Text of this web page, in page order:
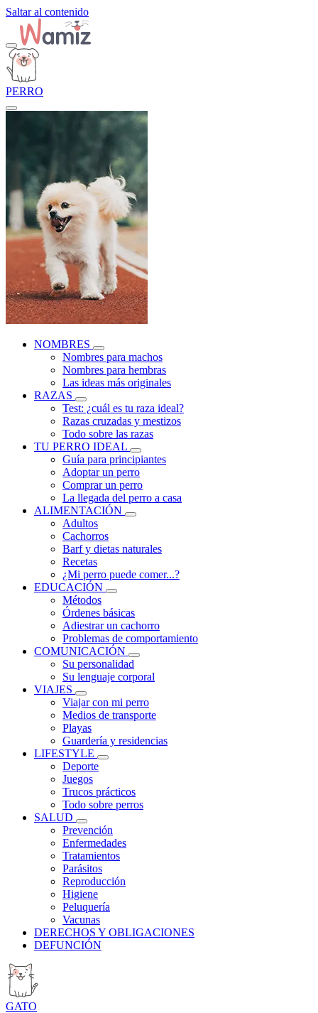
Saltar al contenido
PERRO
NOMBRES
Nombres para machos
Nombres para hembras
Las ideas más originales
RAZAS
Test: ¿cuál es tu raza ideal?
Razas cruzadas y mestizos
Todo sobre las razas
TU PERRO IDEAL
Guía para principiantes
Adoptar un perro
Comprar un perro
La llegada del perro a casa
ALIMENTACIÓN
Adultos
Cachorros
Barf y dietas naturales
Recetas
¿Mi perro puede comer...?
EDUCACIÓN
Métodos
Órdenes básicas
Adiestrar un cachorro
Problemas de comportamiento
COMUNICACIÓN
Su personalidad
Su lenguaje corporal
VIAJES
Viajar con mi perro
Medios de transporte
Playas
Guardería y residencias
LIFESTYLE
Deporte
Juegos
Trucos prácticos
Todo sobre perros
SALUD
Prevención
Enfermedades
Tratamientos
Parásitos
Reproducción
Higiene
Peluquería
Vacunas
DERECHOS Y OBLIGACIONES
DEFUNCIÓN
GATO